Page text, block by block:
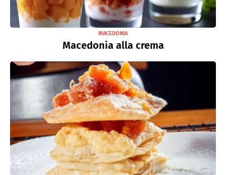
MACEDONIA
Macedonia alla crema